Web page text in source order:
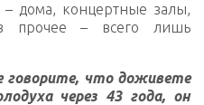
– дома, концертные залы,
в прочее – всего лишь
что доживете
через 43 года, он